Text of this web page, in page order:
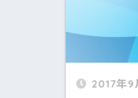
2017年9